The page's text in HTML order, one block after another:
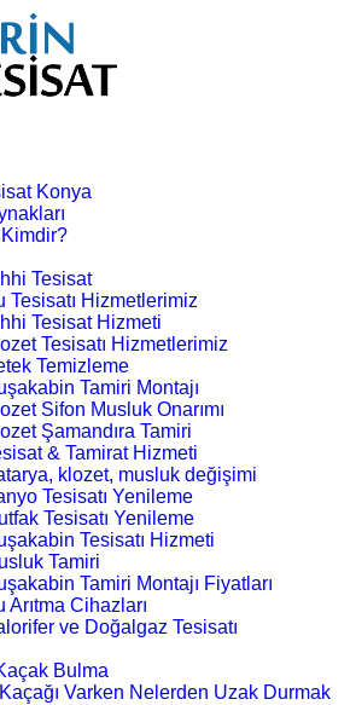
Konya
Kimdir?
Tesisat
Tesisatı Hizmetlerimiz
Tesisat Hizmeti
Tesisatı Hizmetlerimiz
Temizleme
Tamiri Montajı
Sifon Musluk Onarımı
Şamandıra Tamiri
& Tamirat Hizmeti
klozet, musluk değişimi
Tesisatı Yenileme
Tesisatı Yenileme
Tesisatı Hizmeti
Tamiri
Tamiri Montajı Fiyatları
Arıtma Cihazları
ve Doğalgaz Tesisatı
Bulma
Varken Nelerden Uzak Durmak